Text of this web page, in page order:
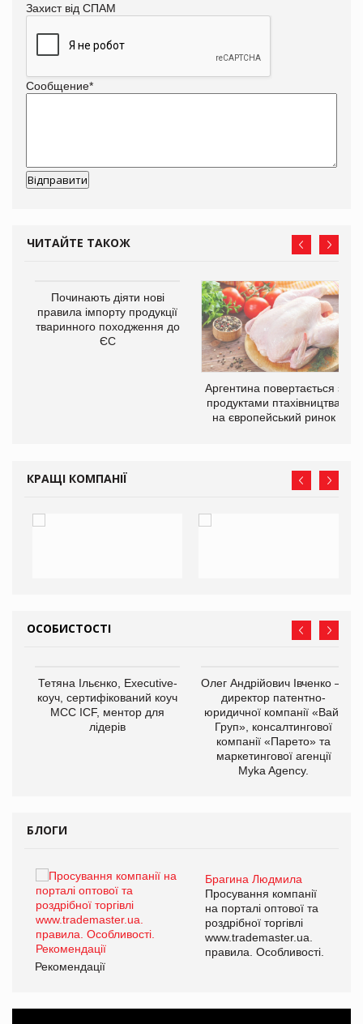
Захист від СПАМ
Сообщение*
ЧИТАЙТЕ ТАКОЖ
Починають діяти нові
правила імпорту продукції
тваринного походження до
ЄС
Аргентина повертається з
продуктами птахівництва
на європейський ринок
КРАЩІ КОМПАНІЇ
ОСОБИСТОСТІ
Тетяна Ільєнко, Executive-
коуч, сертифікований коуч
МСС ICF, ментор для
лідерів
Олег Андрійович Івченко —
директор патентно-
юридичної компанії «Вайз
Груп», консалтингової
компанії «Парето» та
маркетингової агенції
Myka Agency.
БЛОГИ
Брагина Людмила
Просування компанії
на порталі оптової та
роздрібної торгівлі
www.trademaster.ua.
правила. Особливості.
Рекомендації